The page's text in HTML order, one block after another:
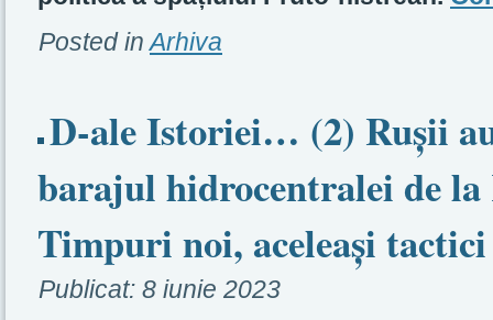
Posted in Arhiva
D-ale Istoriei… (2) Rușii
barajul hidrocentralei de la
Timpuri noi, aceleași tactici
Publicat: 8 iunie 2023